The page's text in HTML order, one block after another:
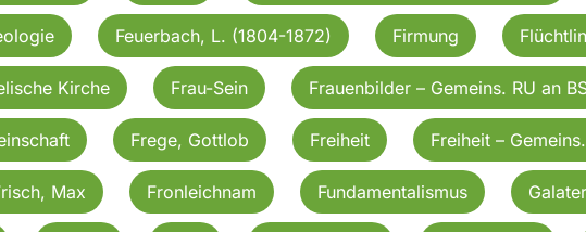
Feuerbach, L. (1804-1872) Firmung
Kirche Frau-Sein Frauenbilder – Gemeins. RU an
Frege, Gottlob Freiheit Freiheit –
Max Fronleichnam Fundamentalismus